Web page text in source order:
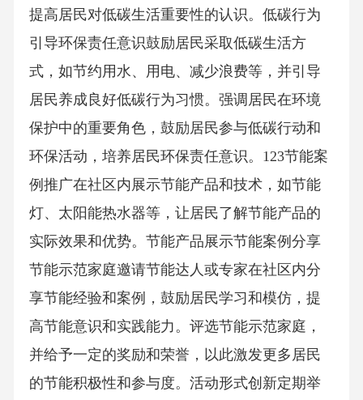
提高居民对低碳生活重要性的认识。低碳行为
引导环保责任意识鼓励居民采取低碳生活方
式，如节约用水、用电、减少浪费等，并引导
居民养成良好低碳行为习惯。强调居民在环境
保护中的重要角色，鼓励居民参与低碳行动和
环保活动，培养居民环保责任意识。123节能案
例推广在社区内展示节能产品和技术，如节能
灯、太阳能热水器等，让居民了解节能产品的
实际效果和优势。节能产品展示节能案例分享
节能示范家庭邀请节能达人或专家在社区内分
享节能经验和案例，鼓励居民学习和模仿，提
高节能意识和实践能力。评选节能示范家庭，
并给予一定的奖励和荣誉，以此激发更多居民
的节能积极性和参与度。活动形式创新定期举